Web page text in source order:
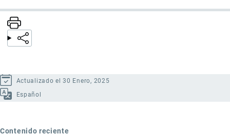
Actualizado el 30 Enero, 2025
Español
Contenido reciente